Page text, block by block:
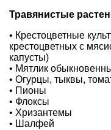
Травянистые
• Крестоцветные
крестоцветных с
капусты)
• Мятлик
• Огурцы, тыквы,
• Пионы
• Флоксы
• Хризантемы
• Шалфей